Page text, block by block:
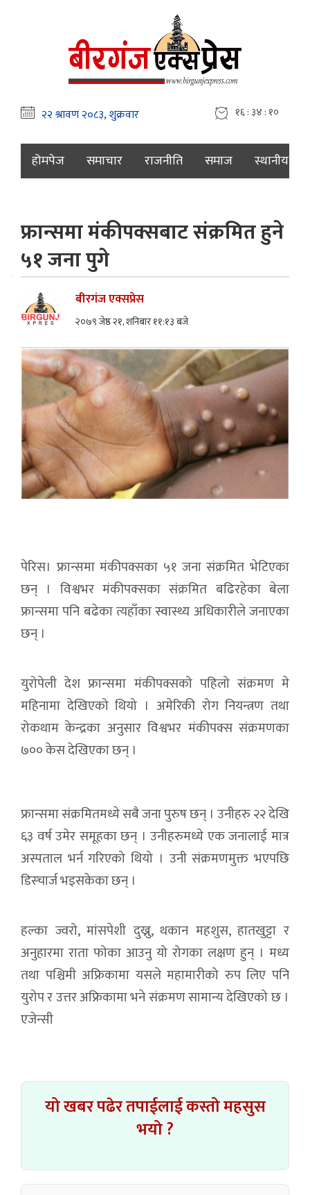
१६ : ३४ : ११
होमपेज समाचार राजनीति समाज स्थानीय
फ्रान्समा मंकीपक्सबाट संक्रमित हुने
५१ जना पुगे
बीरगंज एक्सप्रेस
२०७९ जेष्ठ २१, शनिबार ११:१३ बजे
पेरिस। फ्रान्समा मंकीपक्सका ५१ जना संक्रमित भेटिएका
छन् । विश्वभर मंकीपक्सका संक्रमित बढिरहेका बेला
फ्रान्समा पनि बढेका त्यहाँका स्वास्थ्य अधिकारीले जनाएका
छन् ।
युरोपेली देश फ्रान्समा मंकीपक्सको पहिलो संक्रमण मे
महिनामा देखिएको थियो । अमेरिकी रोग नियन्त्रण तथा
रोकथाम केन्द्रका अनुसार विश्वभर मंकीपक्स संक्रमणका
७०० केस देखिएका छन् ।
फ्रान्समा संक्रमितमध्ये सबै जना पुरुष छन् । उनीहरु २२ देखि
६३ वर्ष उमेर समूहका छन् । उनीहरुमध्ये एक जनालाई मात्र
अस्पताल भर्न गरिएको थियो । उनी संक्रमणमुक्त भएपछि
डिस्चार्ज भइसकेका छन् ।
हल्का ज्वरो, मांसपेशी दुख्नु, थकान महशुस, हातखुट्टा र
अनुहारमा राता फोका आउनु यो रोगका लक्षण हुन् । मध्य
तथा पश्चिमी अफ्रिकामा यसले महामारीको रुप लिए पनि
युरोप र उत्तर अफ्रिकामा भने संक्रमण सामान्य देखिएको छ ।
एजेन्सी
यो खबर पढेर तपाईलाई कस्तो महसुस
भयो ?